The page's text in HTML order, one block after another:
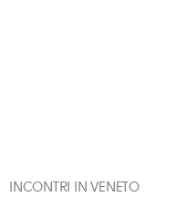
INCONTRI IN VENETO